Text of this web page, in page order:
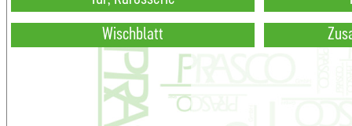
Wischblatt